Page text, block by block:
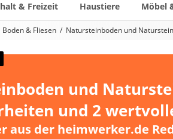
& Freizeit Haustiere Möbel
Kategorie
Boden & Fliesen Natursteinboden und
und
und 2
aus der heimwerker.de